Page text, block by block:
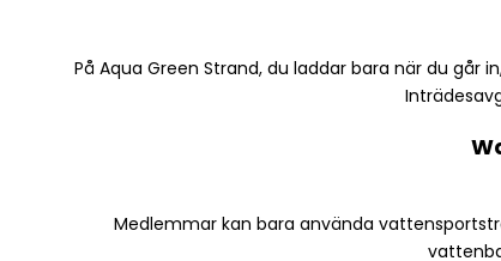
På Aqua Green Strand, du laddar bara när du
Medlemmar kan bara använda